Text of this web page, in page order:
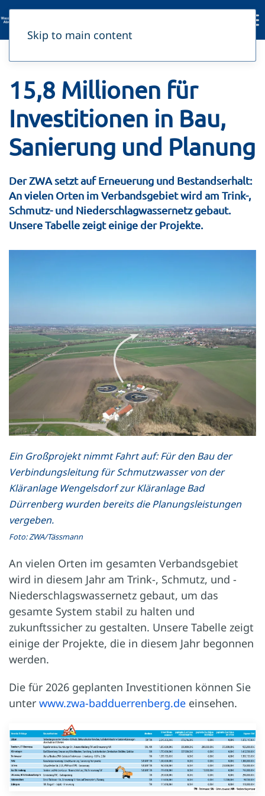
Skip to main content
BAUVORHABEN
15,8 Millionen für
Investitionen in Bau,
Sanierung und Planung
Der ZWA setzt auf Erneuerung und Bestandserhalt:
An vielen Orten im Verbandsgebiet wird am Trink-,
Schmutz- und Niederschlagwassernetz gebaut.
Unsere Tabelle zeigt einige der Projekte.
Ein Großprojekt nimmt Fahrt auf: Für den Bau der
Verbindungsleitung für Schmutz­wasser von der
Kläranlage Wengelsdorf zur Kläranlage Bad
Dürrenberg wurden bereits die Planungsleistungen
vergeben.
Foto: ZWA/Tässmann
An vielen Orten im gesamten Verbandsgebiet
wird in diesem Jahr am Trink-, Schmutz, und ­
Niederschlagswassernetz gebaut, um das
gesamte System ­stabil zu halten und
zukunftssicher zu gestalten. Unsere Tabelle zeigt
einige der Projekte, die in diesem Jahr begonnen
werden.
Die für 2026 geplanten Investitionen können Sie
unter www.zwa-badduerrenberg.de einsehen.